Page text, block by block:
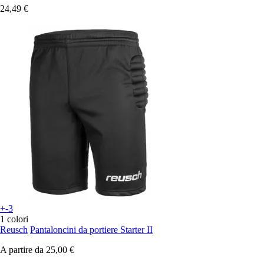
24,49 €
+-3
1 colori
Reusch Pantaloncini da portiere Starter II
A partire da 25,00 €